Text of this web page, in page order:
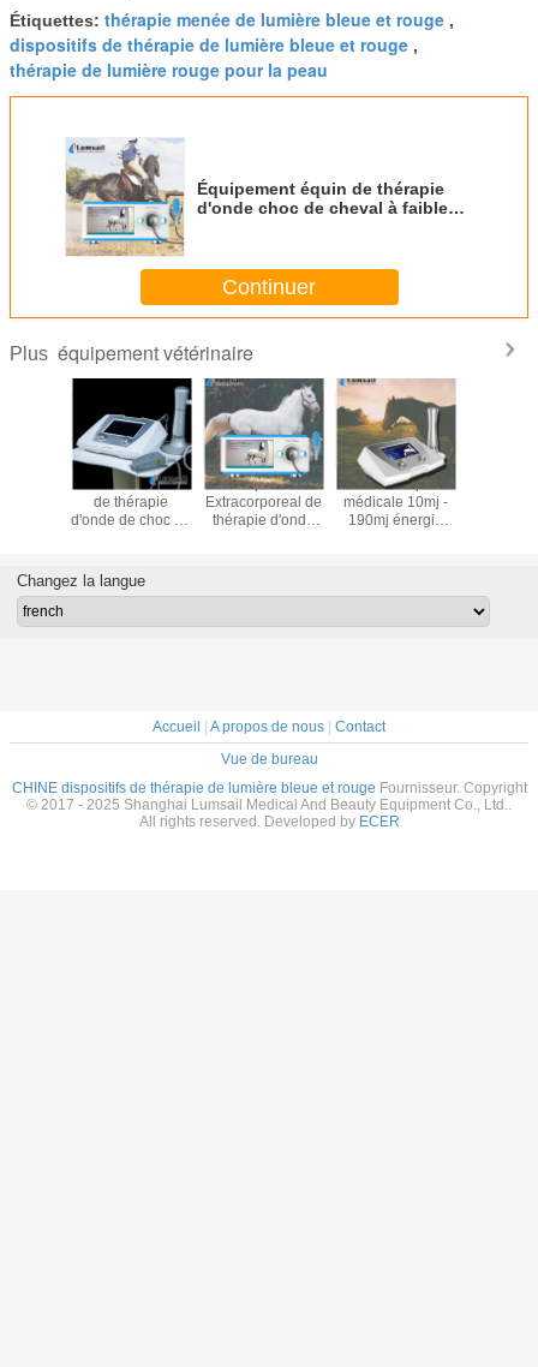
Étiquettes: thérapie menée de lumière bleue et rouge ,
dispositifs de thérapie de lumière bleue et rouge ,
thérapie de lumière rouge pour la peau
Équipement équin de thérapie
d'onde choc de cheval à faible
Continuer
Plus équipement vétérinaire
de la
Machine indolore
de thérapie
d'onde de choc de
Dispositif
Extracorporeal de
thérapie d'onde
Machine équine
médicale 10mj -
190mj énergie
Changez la langue
Accueil A propos de nous
Contact
Vue de bureau
CHINE dispositifs de thérapie de lumière bleue et rouge Fournisseur. Copyright
© 2017 - 2025 Shanghai Lumsail Medical And Beauty Equipment Co., Ltd..
All rights reserved. Developed by ECER